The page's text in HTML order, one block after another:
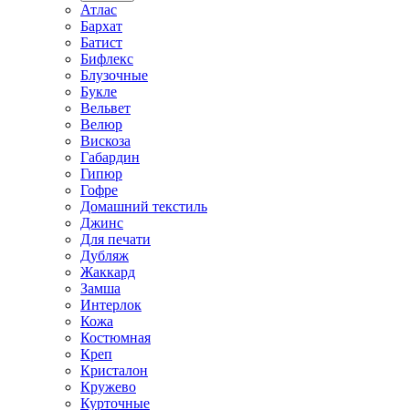
Атлас
Бархат
Батист
Бифлекс
Блузочные
Букле
Вельвет
Велюр
Вискоза
Габардин
Гипюр
Гофре
Домашний текстиль
Джинс
Для печати
Дубляж
Жаккард
Замша
Интерлок
Кожа
Костюмная
Креп
Кристалон
Кружево
Курточные